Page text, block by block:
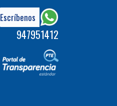
Escríbenos
947951412